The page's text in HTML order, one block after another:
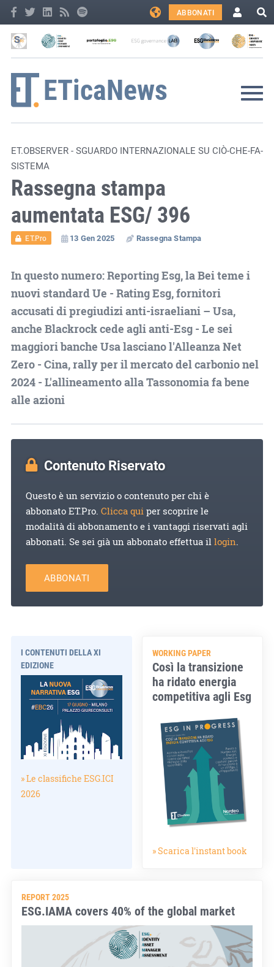
ABBONATI
ET.OBSERVER - SGUARDO INTERNAZIONALE SU CIÒ-CHE-FA-
SISTEMA
Rassegna stampa
aumentata ESG/ 396
ET.Pro 13 Gen 2025 Rassegna Stampa
In questo numero: Reporting Esg, la Bei teme i
nuovi standard Ue - Rating Esg, fornitori
accusati di pregiudizi anti-israeliani – Usa,
anche Blackrock cede agli anti-Esg - Le sei
maggiori banche Usa lasciano l'Alleanza Net
Zero - Cina, rally per il mercato del carbonio nel
2024 - L'allineamento alla Tassonomia fa bene
alle azioni
Contenuto Riservato
Questo è un servizio o contenuto per chi è
abbonato ET.Pro. Clicca quiper scoprire le
modalità di abbonamento e i vantaggi riservati agli
abbonati. Se sei già un abbonato effettua illogin.
ABBONATI
I CONTENUTI DELLA XI
EDIZIONE
» Le classifiche ESG.ICI
2026
WORKING PAPER
Così la transizione
ha ridato energia
competitiva agli Esg
» Scarica l'instant book
REPORT 2025
ESG.IAMA covers 40% of the global market